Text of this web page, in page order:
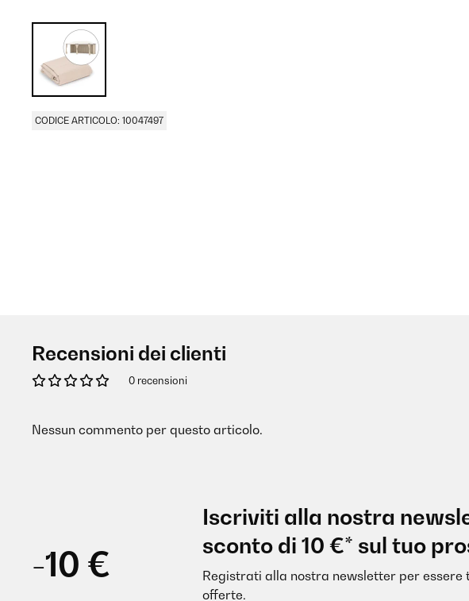
CODICE ARTICOLO: 10047497
Recensioni dei clienti
0 recensioni
Nessun commento per questo articolo.
-10 €
Iscriviti alla nostra
sconto di 10 €* sul tuo
Registrati alla nostra newsletter per
offerte.